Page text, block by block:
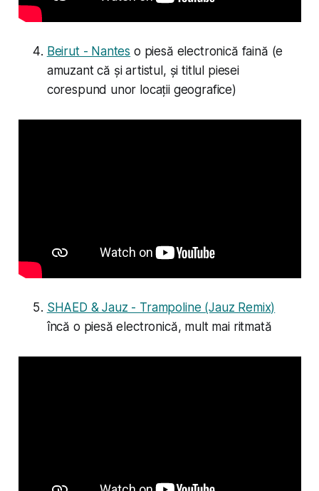
Beirut - Nantes o piesă electronică faină (e
amuzant că și artistul, și titlul piesei
corespund unor locații geografice)
SHAED & Jauz - Trampoline (Jauz Remix)
încă o piesă electronică, mult mai ritmată